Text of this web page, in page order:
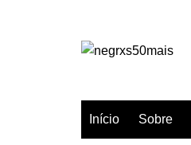
Início Sobre